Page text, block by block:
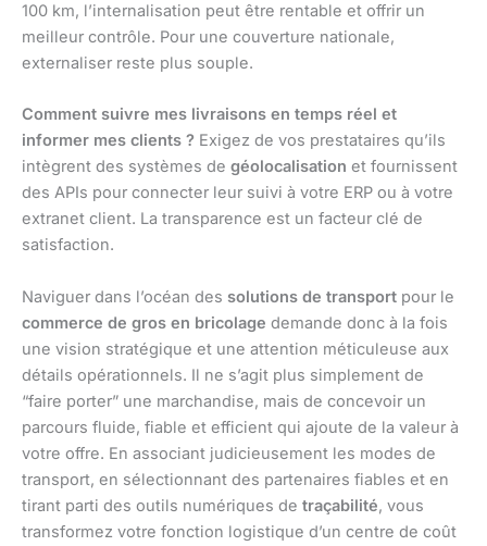
100 km, l’internalisation peut être rentable et offrir un
meilleur contrôle. Pour une couverture nationale,
externaliser reste plus souple.
Comment suivre mes livraisons en temps réel et
informer mes clients ? Exigez de vos prestataires qu’ils
intègrent des systèmes de géolocalisation et fournissent
des APIs pour connecter leur suivi à votre ERP ou à votre
extranet client. La transparence est un facteur clé de
satisfaction.
Naviguer dans l’océan des solutions de transport pour le
commerce de gros en bricolage demande donc à la fois
une vision stratégique et une attention méticuleuse aux
détails opérationnels. Il ne s’agit plus simplement de
“faire porter” une marchandise, mais de concevoir un
parcours fluide, fiable et efficient qui ajoute de la valeur à
votre offre. En associant judicieusement les modes de
transport, en sélectionnant des partenaires fiables et en
tirant parti des outils numériques de traçabilité, vous
transformez votre fonction logistique d’un centre de coût